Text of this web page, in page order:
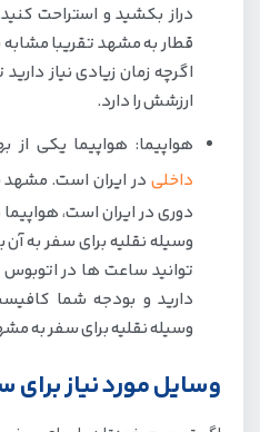
دراز بکشید و استراحت
قطار به مشهد تقریبا
اگرچه زمان زیادی نیاز
ارزشش را دارد.
هواپیما: هواپیما یکی از
داخلی در ایران است. مشهد
دوری در ایران است،
وسیله نقلیه برای سفر به
توانید ساعت ها در
دارید و بودجه شما
وسیله نقلیه برای سفر به
وسایل مورد نیاز